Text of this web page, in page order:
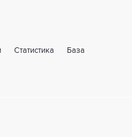
Статистика База